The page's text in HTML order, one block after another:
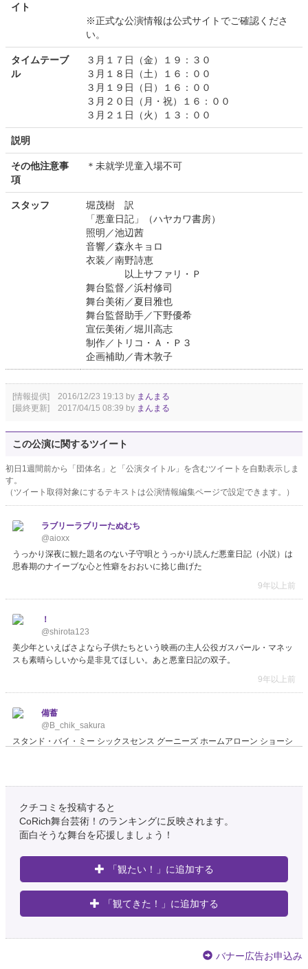
イト
※正式な公演情報は公式サイトでご確認くださ
い。
タイムテーブ
ル
３月１７日（金）１９：３０
３月１８日（土）１６：００
３月１９日（日）１６：００
３月２０日（月・祝）１６：００
３月２１日（火）１３：００
説明
その他注意事
項
＊未就学児童入場不可
スタッフ
堀茂樹 訳
「悪童日記」（ハヤカワ書房）
照明／池辺茜
音響／森永キョロ
衣装／南野詩恵
以上サファリ・Ｐ
舞台監督／浜村修司
舞台美術／夏目雅也
舞台監督助手／下野優希
宣伝美術／堀川高志
制作／トリコ・Ａ・Ｐ３
企画補助／青木敦子
[情報提供] 2016/12/23 19:13 by まんまる
[最終更新] 2017/04/15 08:39 by まんまる
この公演に関するツイート
初日1週間前から「団体名」と「公演タイトル」を含むツイートを自動表示しま
す。
（ツイート取得対象にするテキストは公演情報編集ページで設定できます。）
ラブリーラブリーたぬむち
@aioxx
うっかり深夜に観た題名のない子守唄とうっかり読んだ悪童日記（小説）は
思春期のナイーブな心と性癖をおおいに捻じ曲げた
9年以上前
！
@shirota123
美少年といえばさよなら子供たちという映画の主人公役ガスパール・マネッ
スも素晴らしいから是非見てほしい。あと悪童日記の双子。
9年以上前
備蓄
@B_chik_sakura
スタンド・バイ・ミー シックスセンス グーニーズ ホームアローン ショーシ
9年以上前
太山でぶ子@人生足掻いている
@lilyan12123
水道橋博士（小野正芳）
20周年を迎えました！スズキ秘書が記念ページを作ってくれました。140文
字制限もないのでこちらに気軽にメッセージを💘！ボクも返事を書きま
クチコミを投稿すると
CoRich舞台芸術！のランキングに反映されます。
面白そうな舞台を応援しましょう！
「観たい！」に追加する
「観てきた！」に追加する
バナー広告お申込み